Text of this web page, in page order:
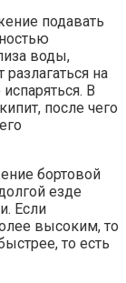
подавать
воды,
на
В
после чего
бортовой
езде
Если
высоким, то
то есть